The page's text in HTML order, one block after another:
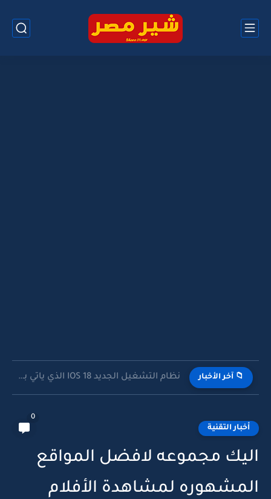
📁 آخر الأخبار نظام التشغيل الجديد IOS 18 الذي ياتي بمميزات جديدة تعمل...
أخبار التقنية
0
اليك مجموعه لافضل المواقع
المشهوره لمشاهدة الأفلام